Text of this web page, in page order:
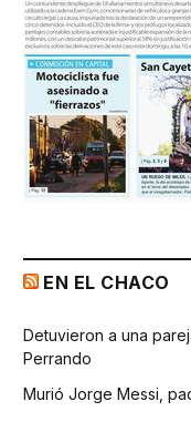
EN EL CHACO
Detuvieron a una
Perrando
Murió Jorge Messi,